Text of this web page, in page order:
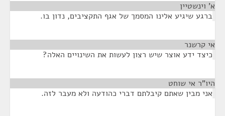
א' וינשטיין
ברגע שיגיע אלינו המסמך של אגף התקציבים, נדון בו.
אי קרשנר
כיצד ידע אוצר שיש רצון לעשות את השינויים האלה?
היו"ר אי שוחט
אני מבין שאתם קיבלתם דברי כהודעה ולא מעבר לזה.